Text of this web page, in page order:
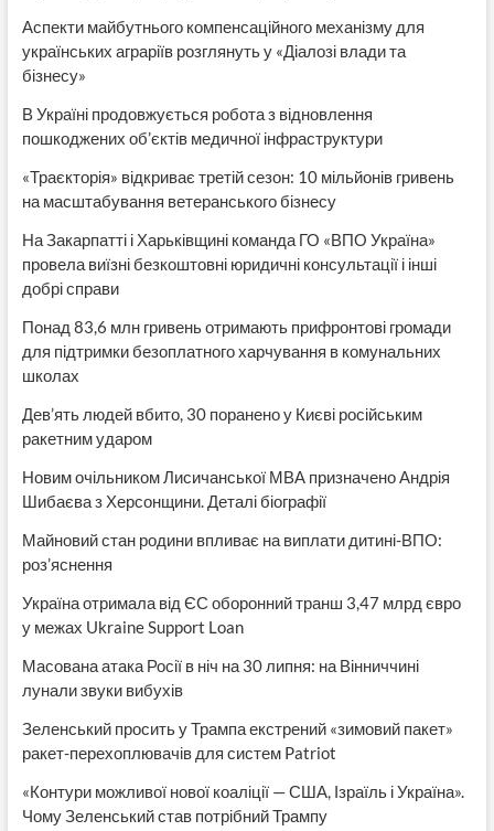
Аспекти майбутнього компенсаційного механізму для
українських аграріїв розглянуть у «Діалозі влади та
бізнесу»
В Україні продовжується робота з відновлення
пошкоджених об’єктів медичної інфраструктури
«Траєкторія» відкриває третій сезон: 10 мільйонів гривень
на масштабування ветеранського бізнесу
На Закарпатті і Харьківщині команда ГО «ВПО Україна»
провела виїзні безкоштовні юридичні консультації і інші
добрі справи
Понад 83,6 млн гривень отримають прифронтові громади
для підтримки безоплатного харчування в комунальних
школах
Дев’ять людей вбито, 30 поранено у Києві російським
ракетним ударом
Новим очільником Лисичанської МВА призначено Андрія
Шибаєва з Херсонщини. Деталі біографії
Майновий стан родини впливає на виплати дитині-ВПО:
роз’яснення
Україна отримала від ЄС оборонний транш 3,47 млрд євро
у межах Ukraine Support Loan
Масована атака Росії в ніч на 30 липня: на Вінниччині
лунали звуки вибухів
Зеленський просить у Трампа екстрений «зимовий пакет»
ракет-перехоплювачів для систем Patriot
«Контури можливої нової коаліції — США, Ізраїль і Україна».
Чому Зеленський став потрібний Трампу